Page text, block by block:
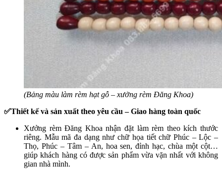
(Bảng màu làm rèm hạt gỗ – xưởng rèm Đăng Khoa)
✅Thiết kế và sản xuất theo yêu cầu – Giao hàng toàn quốc
Xưởng rèm Đăng Khoa nhận đặt làm rèm theo kích thước
riêng. Mẫu mã đa dạng như chữ họa tiết chữ Phúc – Lộc –
Thọ, Phúc – Tâm – An, hoa sen, đỉnh hạc, chùa một cột…
giúp khách hàng có được sản phẩm vừa vặn nhất với không
gian nhà mình.